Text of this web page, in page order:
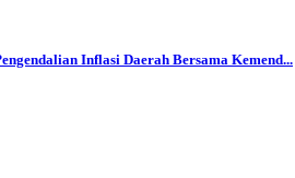
Inflasi Daerah Bersama Kemend...